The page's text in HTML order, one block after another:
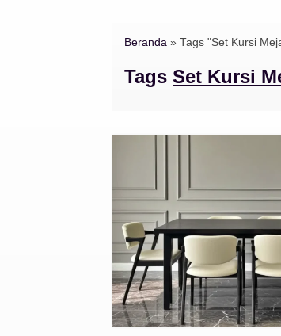
Beranda » Tags "Set Kursi
Tags Set Kursi